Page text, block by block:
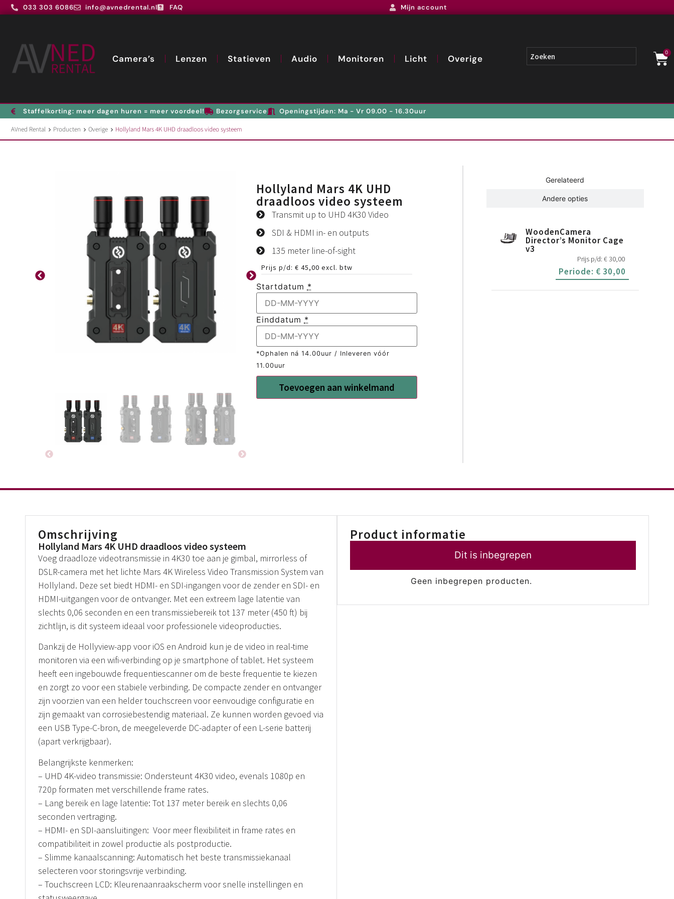
033 303 6086 info@avnedrental.nl FAQ Mijn account
Camera’s Lenzen Statieven Audio Monitoren Licht Overige
0
Staffelkorting: meer dagen huren = meer voordeel! Bezorgservice Openingstijden: Ma - Vr 09.00 - 16.30uur
AVned Rental Producten Overige Hollyland Mars 4K UHD draadloos video systeem
Hollyland Mars 4K UHD
draadloos video systeem
Transmit up to UHD 4K30 Video
SDI & HDMI in- en outputs
135 meter line-of-sight
Prijs p/d: € 45,00 excl. btw
Startdatum *
Einddatum *
*Ophalen ná 14.00uur / Inleveren vóór
11.00uur
Toevoegen aan winkelmand
Gerelateerd
Andere opties
WoodenCamera
Director’s Monitor Cage
v3
Prijs p/d: €30,00
Periode: € 30,00
Omschrijving
Hollyland Mars 4K UHD draadloos video systeem
Voeg draadloze videotransmissie in 4K30 toe aan je gimbal, mirrorless of
DSLR-camera met het lichte Mars 4K Wireless Video Transmission System van
Hollyland. Deze set biedt HDMI- en SDI-ingangen voor de zender en SDI- en
HDMI-uitgangen voor de ontvanger. Met een extreem lage latentie van
slechts 0,06 seconden en een transmissiebereik tot 137 meter (450 ft) bij
zichtlijn, is dit systeem ideaal voor professionele videoproducties.
Dankzij de Hollyview-app voor iOS en Android kun je de video in real-time
monitoren via een wifi-verbinding op je smartphone of tablet. Het systeem
heeft een ingebouwde frequentiescanner om de beste frequentie te kiezen
en zorgt zo voor een stabiele verbinding. De compacte zender en ontvanger
zijn voorzien van een helder touchscreen voor eenvoudige configuratie en
zijn gemaakt van corrosiebestendig materiaal. Ze kunnen worden gevoed via
een USB Type-C-bron, de meegeleverde DC-adapter of een L-serie batterij
(apart verkrijgbaar).
Belangrijkste kenmerken:
– UHD 4K-video transmissie: Ondersteunt 4K30 video, evenals 1080p en
720p formaten met verschillende frame rates.
– Lang bereik en lage latentie: Tot 137 meter bereik en slechts 0,06
seconden vertraging.
– HDMI- en SDI-aansluitingen: Voor meer flexibiliteit in frame rates en
compatibiliteit in zowel productie als postproductie.
– Slimme kanaalscanning: Automatisch het beste transmissiekanaal
selecteren voor storingsvrije verbinding.
– Touchscreen LCD: Kleurenaanraakscherm voor snelle instellingen en
Product informatie
Dit is inbegrepen
Geen inbegrepen producten.